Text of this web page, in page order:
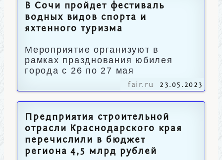
В Сочи пройдет фестиваль
водных видов спорта и
яхтенного туризма
Мероприятие организуют в
рамках празднования юбилея
города с 26 по 27 мая
fair.ru 23.05.2023
Предприятия строительной
отрасли Краснодарского края
перечислили в бюджет
региона 4,5 млрд рублей